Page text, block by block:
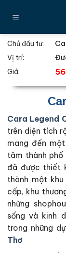
đến
dung
Chủ đầu tư:
Vị trí:
Giá:
Cara Legend
trên diện tích
mang đến
tâm thành phố
đã được thiết
thành một
cấp, khu
những
sống và kinh
trong những
Thơ